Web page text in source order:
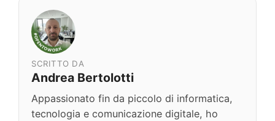
SCRITTO DA
Andrea Bertolotti
Appassionato fin da piccolo di informatica,
tecnologia e comunicazione digitale, ho